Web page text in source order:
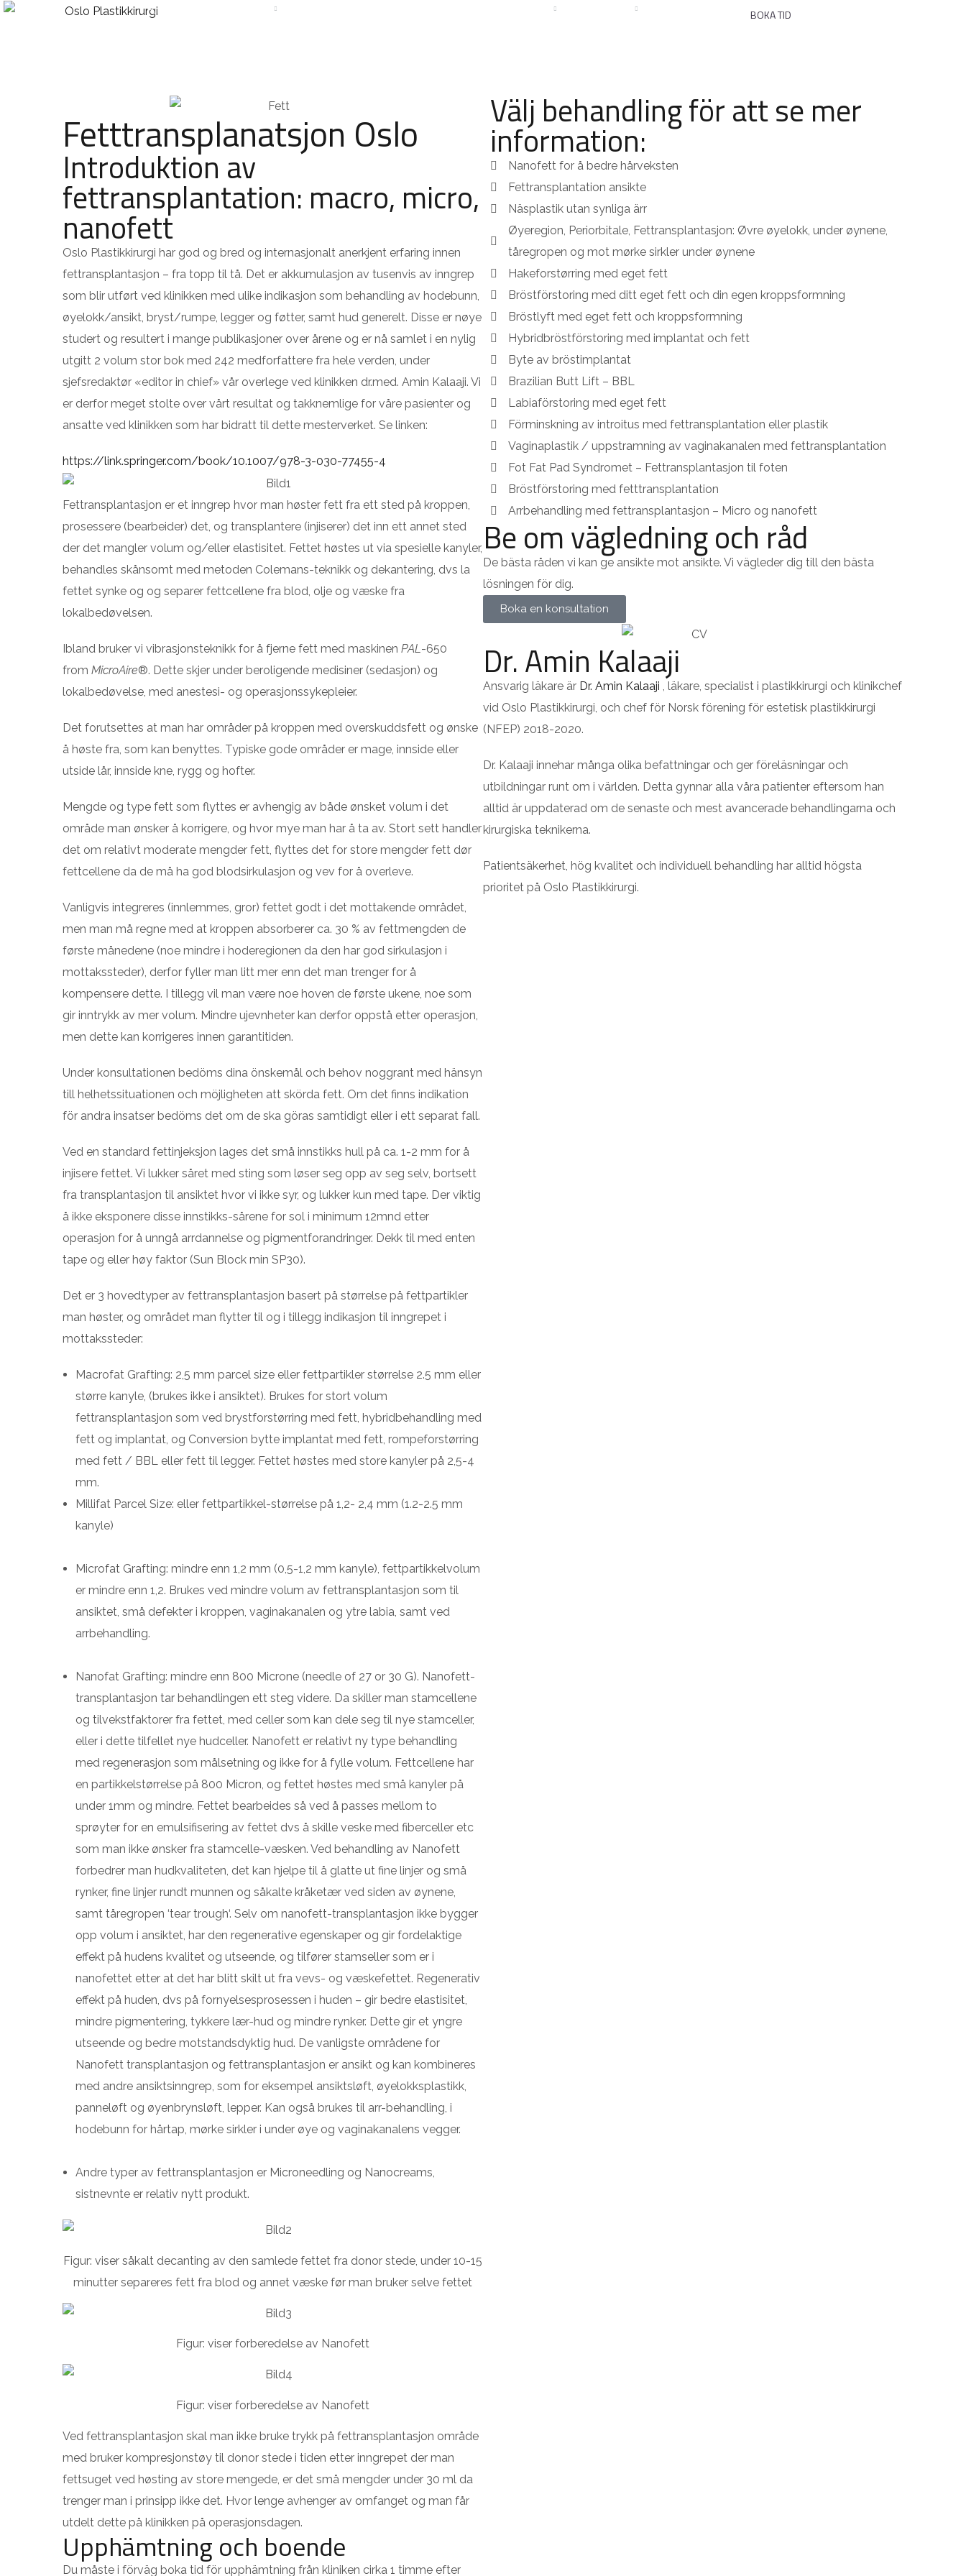
HJEM BOKA TID
Fetttransplanatsjon Oslo
Introduktion av
fettransplantation: macro, micro,
nanofett
Oslo Plastikkirurgi har god og bred og internasjonalt anerkjent erfaring innen
fettransplantasjon – fra topp til tå. Det er akkumulasjon av tusenvis av inngrep
som blir utført ved klinikken med ulike indikasjon som behandling av hodebunn,
øyelokk/ansikt, bryst/rumpe, legger og føtter, samt hud generelt. Disse er nøye
studert og resultert i mange publikasjoner over årene og er nå samlet i en nylig
utgitt 2 volum stor bok med 242 medforfattere fra hele verden, under
sjefsredaktør «editor in chief» vår overlege ved klinikken dr.med. Amin Kalaaji. Vi
er derfor meget stolte over vårt resultat og takknemlige for våre pasienter og
ansatte ved klinikken som har bidratt til dette mesterverket. Se linken:
https://link.springer.com/book/10.1007/978-3-030-77455-4
Fettransplantasjon er et inngrep hvor man høster fett fra ett sted på kroppen,
prosessere (bearbeider) det, og transplantere (injiserer) det inn ett annet sted
der det mangler volum og/eller elastisitet. Fettet høstes ut via spesielle kanyler,
behandles skånsomt med metoden Colemans-teknikk og dekantering, dvs la
fettet synke og og separer fettcellene fra blod, olje og væske fra
lokalbedøvelsen.
Ibland bruker vi vibrasjonsteknikk for å fjerne fett med maskinen PAL -650
from MicroAire®. Dette skjer under beroligende medisiner (sedasjon) og
lokalbedøvelse, med anestesi- og operasjonssykepleier.
Det forutsettes at man har områder på kroppen med overskuddsfett og ønske
å høste fra, som kan benyttes. Typiske gode områder er mage, innside eller
utside lår, innside kne, rygg og hofter.
Mengde og type fett som flyttes er avhengig av både ønsket volum i det
område man ønsker å korrigere, og hvor mye man har å ta av. Stort sett handler
det om relativt moderate mengder fett, flyttes det for store mengder fett dør
fettcellene da de må ha god blodsirkulasjon og vev for å overleve.
Vanligvis integreres (innlemmes, gror) fettet godt i det mottakende området,
men man må regne med at kroppen absorberer ca. 30 % av fettmengden de
første månedene (noe mindre i hoderegionen da den har god sirkulasjon i
mottakssteder), derfor fyller man litt mer enn det man trenger for å
kompensere dette. I tillegg vil man være noe hoven de første ukene, noe som
gir inntrykk av mer volum. Mindre ujevnheter kan derfor oppstå etter operasjon,
men dette kan korrigeres innen garantitiden.
Under konsultationen bedöms dina önskemål och behov noggrant med hänsyn
till helhetssituationen och möjligheten att skörda fett. Om det finns indikation
för andra insatser bedöms det om de ska göras samtidigt eller i ett separat fall.
Ved en standard fettinjeksjon lages det små innstikks hull på ca. 1-2 mm for å
injisere fettet. Vi lukker såret med sting som løser seg opp av seg selv, bortsett
fra transplantasjon til ansiktet hvor vi ikke syr, og lukker kun med tape. Der viktig
å ikke eksponere disse innstikks-sårene for sol i minimum 12mnd etter
operasjon for å unngå arrdannelse og pigmentforandringer. Dekk til med enten
tape og eller høy faktor (Sun Block min SP30).
Det er 3 hovedtyper av fettransplantasjon basert på størrelse på fettpartikler
man høster, og området man flytter til og i tillegg indikasjon til inngrepet i
mottakssteder:
Macrofat Grafting: 2,5 mm parcel size eller fettpartikler størrelse 2.5 mm eller
større kanyle, (brukes ikke i ansiktet). Brukes for stort volum
fettransplantasjon som ved brystforstørring med fett, hybridbehandling med
fett og implantat, og Conversion bytte implantat med fett, rompeforstørring
med fett / BBL eller fett til legger. Fettet høstes med store kanyler på 2,5-4
mm.
Millifat Parcel Size: eller fettpartikkel-størrelse på 1,2- 2,4 mm (1.2-2.5 mm
kanyle)
Microfat Grafting: mindre enn 1,2 mm (0,5-1,2 mm kanyle), fettpartikkelvolum
er mindre enn 1,2. Brukes ved mindre volum av fettransplantasjon som til
ansiktet, små defekter i kroppen, vaginakanalen og ytre labia, samt ved
arrbehandling.
Nanofat Grafting: mindre enn 800 Microne (needle of 27 or 30 G). Nanofett-
transplantasjon tar behandlingen ett steg videre. Da skiller man stamcellene
og tilvekstfaktorer fra fettet, med celler som kan dele seg til nye stamceller,
eller i dette tilfellet nye hudceller. Nanofett er relativt ny type behandling
med regenerasjon som målsetning og ikke for å fylle volum. Fettcellene har
en partikkelstørrelse på 800 Micron, og fettet høstes med små kanyler på
under 1mm og mindre. Fettet bearbeides så ved å passes mellom to
sprøyter for en emulsifisering av fettet dvs å skille veske med fiberceller etc
som man ikke ønsker fra stamcelle-væsken. Ved behandling av Nanofett
forbedrer man hudkvaliteten, det kan hjelpe til å glatte ut fine linjer og små
rynker, fine linjer rundt munnen og såkalte kråketær ved siden av øynene,
samt tåregropen ‘tear trough‘. Selv om nanofett-transplantasjon ikke bygger
opp volum i ansiktet, har den regenerative egenskaper og gir fordelaktige
effekt på hudens kvalitet og utseende, og tilfører stamseller som er i
nanofettet etter at det har blitt skilt ut fra vevs- og væskefettet. Regenerativ
effekt på huden, dvs på fornyelsesprosessen i huden – gir bedre elastisitet,
mindre pigmentering, tykkere lær-hud og mindre rynker. Dette gir et yngre
utseende og bedre motstandsdyktig hud. De vanligste områdene for
Nanofett transplantasjon og fettransplantasjon er ansikt og kan kombineres
med andre ansiktsinngrep, som for eksempel ansiktsløft, øyelokksplastikk,
panneløft og øyenbrynsløft, lepper. Kan også brukes til arr-behandling, i
hodebunn for hårtap, mørke sirkler i under øye og vaginakanalens vegger.
Andre typer av fettransplantasjon er Microneedling og Nanocreams,
sistnevnte er relativ nytt produkt.
Figur: viser såkalt decanting av den samlede fettet fra donor stede, under 10-15
minutter separeres fett fra blod og annet væske før man bruker selve fettet
Figur: viser forberedelse av Nanofett
Figur: viser forberedelse av Nanofett
Ved fettransplantasjon skal man ikke bruke trykk på fettransplantasjon område
med bruker kompresjonstøy til donor stede i tiden etter inngrepet der man
fettsuget ved høsting av store mengede, er det små mengder under 30 ml da
trenger man i prinsipp ikke det. Hvor lenge avhenger av omfanget og man får
utdelt dette på klinikken på operasjonsdagen.
Upphämtning och boende
Du måste i förväg boka tid för upphämtning från kliniken cirka 1 timme efter
Välj behandling för att se mer
information:
Nanofett for å bedre hårveksten
Fettransplantation ansikte
Näsplastik utan synliga ärr
Øyeregion, Periorbitale, Fettransplantasjon: Øvre øyelokk, under øynene,
tåregropen og mot mørke sirkler under øynene
Hakeforstørring med eget fett
Bröstförstoring med ditt eget fett och din egen kroppsformning
Bröstlyft med eget fett och kroppsformning
Hybridbröstförstoring med implantat och fett
Byte av bröstimplantat
Brazilian Butt Lift – BBL
Labiaförstoring med eget fett
Förminskning av introitus med fettransplantation eller plastik
Vaginaplastik / uppstramning av vaginakanalen med fettransplantation
Fot Fat Pad Syndromet – Fettransplantasjon til foten
Bröstförstoring med fetttransplantation
Arrbehandling med fettransplantasjon – Micro og nanofett
Be om vägledning och råd
De bästa råden vi kan ge ansikte mot ansikte. Vi vägleder dig till den bästa
lösningen för dig.
Boka en konsultation
Dr. Amin Kalaaji
Ansvarig läkare är Dr. Amin Kalaaji , läkare, specialist i plastikkirurgi och klinikchef
vid Oslo Plastikkirurgi, och chef för Norsk förening för estetisk plastikkirurgi
(NFEP) 2018-2020.
Dr. Kalaaji innehar många olika befattningar och ger föreläsningar och
utbildningar runt om i världen. Detta gynnar alla våra patienter eftersom han
alltid är uppdaterad om de senaste och mest avancerade behandlingarna och
kirurgiska teknikerna.
Patientsäkerhet, hög kvalitet och individuell behandling har alltid högsta
prioritet på Oslo Plastikkirurgi.